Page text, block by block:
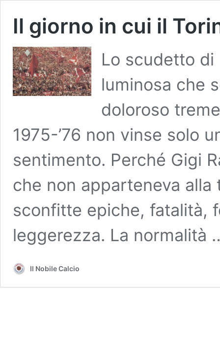
Il giorno in cui il
Lo scudetto di
luminosa che
doloroso
1975-’76 non vinse solo
sentimento. Perché Gigi
che non apparteneva
sconfitte epiche, fatalità,
leggerezza. La normalità
Il Nobile Calcio